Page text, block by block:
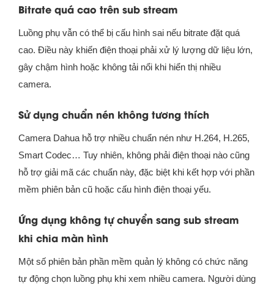
Bitrate quá cao trên sub stream
Luồng phụ vẫn có thể bị cấu hình sai nếu bitrate đặt quá
cao. Điều này khiến điện thoại phải xử lý lượng dữ liệu lớn,
gây chậm hình hoặc không tải nổi khi hiển thị nhiều
camera.
Sử dụng chuẩn nén không tương thích
Camera Dahua hỗ trợ nhiều chuẩn nén như H.264, H.265,
Smart Codec… Tuy nhiên, không phải điện thoại nào cũng
hỗ trợ giải mã các chuẩn này, đặc biệt khi kết hợp với phần
mềm phiên bản cũ hoặc cấu hình điện thoại yếu.
Ứng dụng không tự chuyển sang sub stream
khi chia màn hình
Một số phiên bản phần mềm quản lý không có chức năng
tự động chọn luồng phụ khi xem nhiều camera. Người dùng